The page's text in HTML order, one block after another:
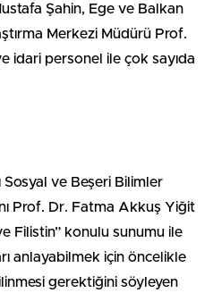
Şahin, Ege ve Balkan
Merkezi Müdürü Prof.
idari personel ile çok sayıda
Sosyal ve Beşeri Bilimler
Prof. Dr. Fatma Akkuş Yiğit
Filistin” konulu sunumu ile
anlayabilmek için öncelikle
gerektiğini söyleyen